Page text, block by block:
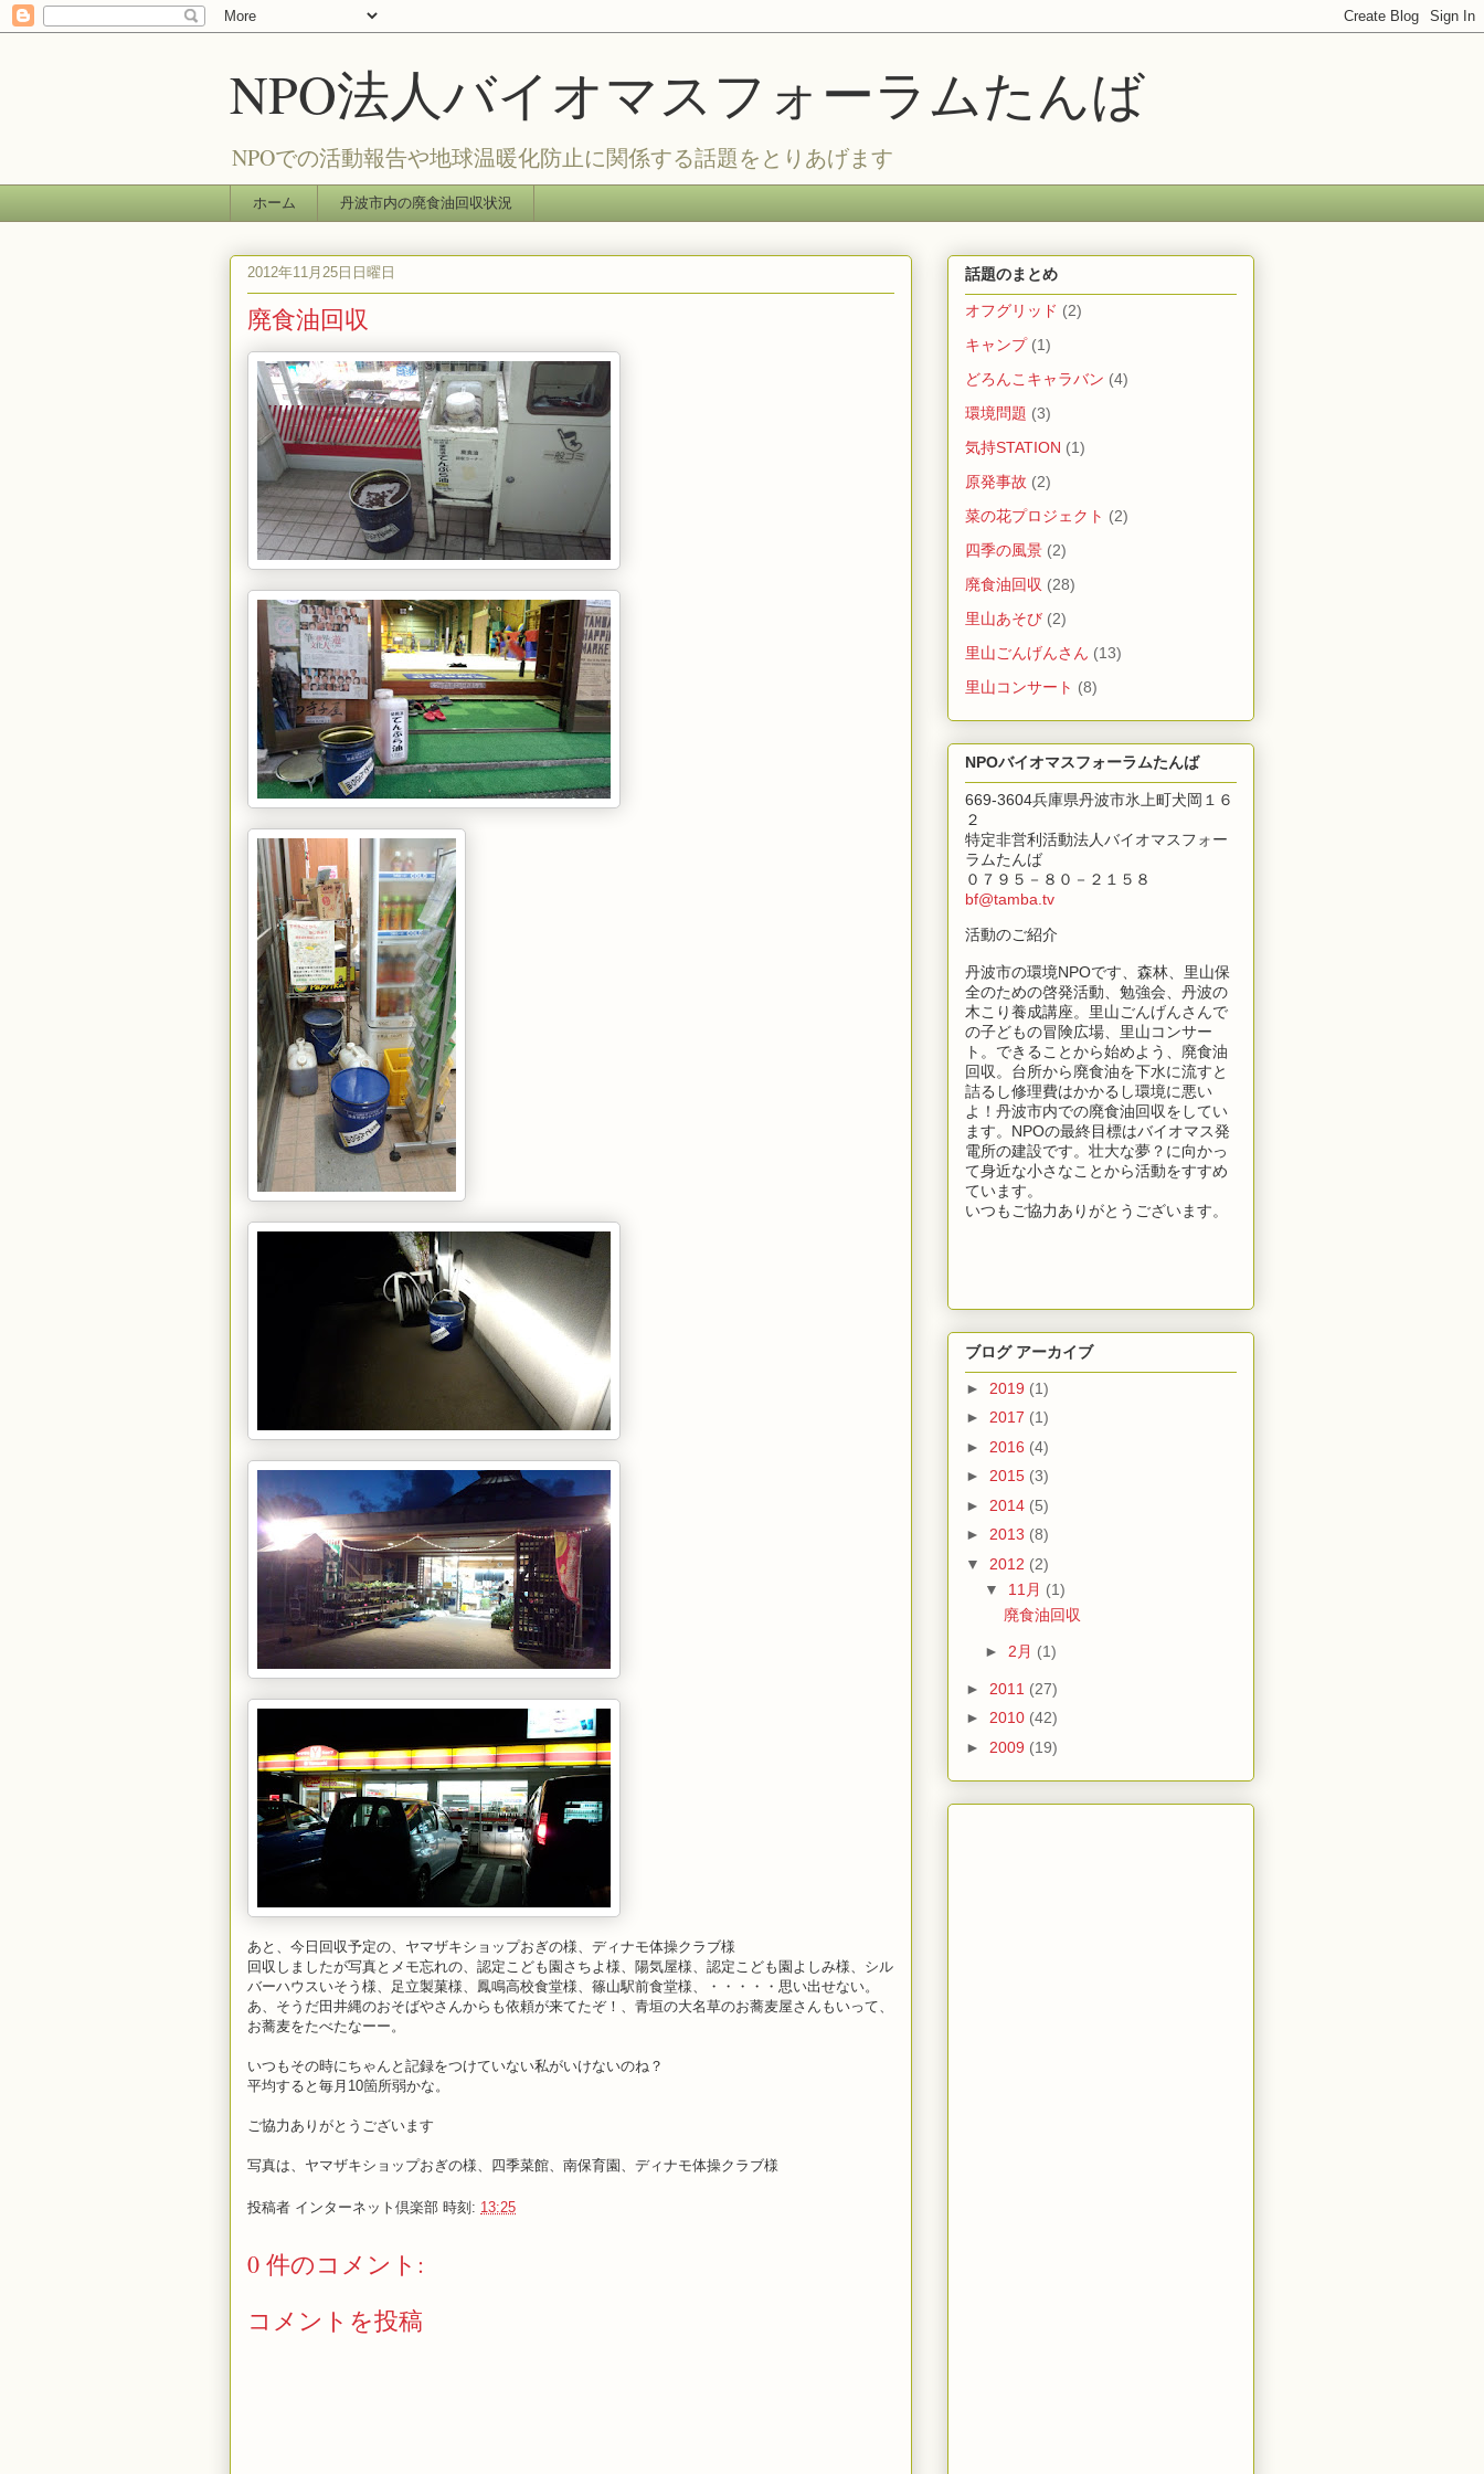
NPO法人バイオマスフォーラムたんば
NPOでの活動報告や地球温暖化防止に関係する話題をとりあげます
ホーム 丹波市内の廃食油回収状況
2012年11月25日日曜日
廃食油回収
あと、今日回収予定の、ヤマザキショップおぎの様、ディナモ体操クラブ様
回収しましたが写真とメモ忘れの、認定こども園さちよ様、陽気屋様、認定こども園よしみ様、シル
バーハウスいそう様、足立製菓様、鳳鳴高校食堂様、篠山駅前食堂様、・・・・・思い出せない。
あ、そうだ田井縄のおそばやさんからも依頼が来てたぞ！、青垣の大名草のお蕎麦屋さんもいって、
お蕎麦をたべたなーー。
いつもその時にちゃんと記録をつけていない私がいけないのね？
平均すると毎月10箇所弱かな。
ご協力ありがとうございます
写真は、ヤマザキショップおぎの様、四季菜館、南保育園、ディナモ体操クラブ様
投稿者 インターネット倶楽部 時刻: 13:25
0 件のコメント:
コメントを投稿
話題のまとめ
オフグリッド (2)
キャンプ (1)
どろんこキャラバン (4)
環境問題 (3)
気持STATION (1)
原発事故 (2)
菜の花プロジェクト (2)
四季の風景 (2)
廃食油回収 (28)
里山あそび (2)
里山ごんげんさん (13)
里山コンサート (8)
NPOバイオマスフォーラムたんば
669-3604兵庫県丹波市氷上町犬岡１６
２
特定非営利活動法人バイオマスフォー
ラムたんば
０７９５－８０－２１５８
bf@tamba.tv
活動のご紹介
丹波市の環境NPOです、森林、里山保
全のための啓発活動、勉強会、丹波の
木こり養成講座。里山ごんげんさんで
の子どもの冒険広場、里山コンサー
ト。できることから始めよう、廃食油
回収。台所から廃食油を下水に流すと
詰るし修理費はかかるし環境に悪い
よ！丹波市内での廃食油回収をしてい
ます。NPOの最終目標はバイオマス発
電所の建設です。壮大な夢？に向かっ
て身近な小さなことから活動をすすめ
ています。
いつもご協力ありがとうございます。
ブログ アーカイブ
► 2019 (1)
► 2017 (1)
► 2016 (4)
► 2015 (3)
► 2014 (5)
► 2013 (8)
▼ 2012 (2)
▼ 11月 (1)
廃食油回収
► 2月 (1)
► 2011 (27)
► 2010 (42)
► 2009 (19)